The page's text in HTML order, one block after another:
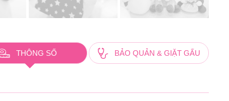
THÔNG SỐ BẢO QUẢN & GIẶT GẤU